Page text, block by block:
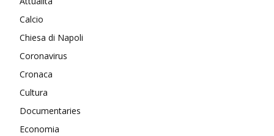
Calcio
Chiesa di Napoli
Coronavirus
Cronaca
Cultura
Documentaries
Economia